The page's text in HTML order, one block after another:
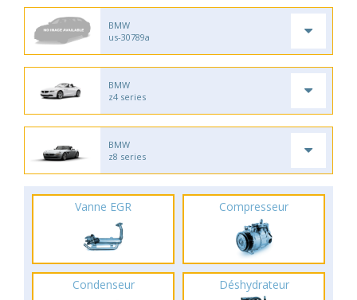
BMW
us-30789a
BMW
z4 series
BMW
z8 series
Vanne EGR Compresseur
Condenseur Déshydrateur